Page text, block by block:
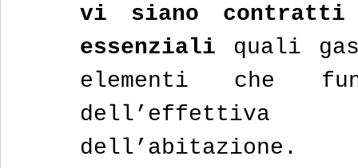
vi siano
essenziali quali
elementi che
dell’abitazione.